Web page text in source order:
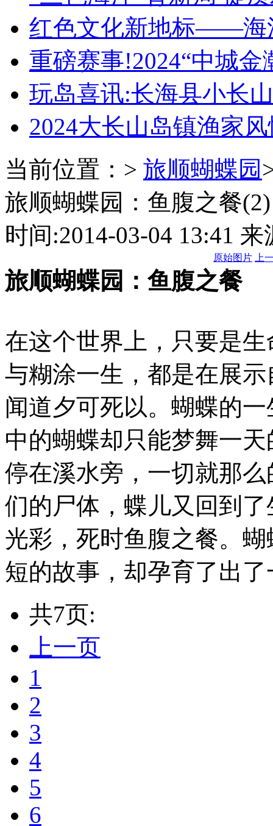
红色文化新地标——海
重磅赛事!2024“中城金
玩岛喜讯:长海县小长
2024大长山岛镇渔家
当前位置： > 旅顺蝴蝶园
旅顺蝴蝶园：鱼腹之餐(2)
时间:2014-03-04 13:41
原始图片 上
旅顺蝴蝶园：鱼腹之餐
在这个世界上，只要是
与糊涂一生，都是在展
闻道夕可死以。蝴蝶的
中的蝴蝶却只能梦舞一
停在溪水旁，一切就那
们的尸体，蝶儿又回到
光彩，死时鱼腹之餐。
短的故事，却孕育了出
共7页:
上一页
1
2
3
4
5
6